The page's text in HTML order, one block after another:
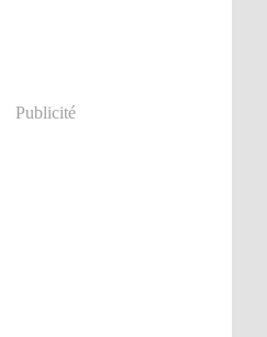
Publicité